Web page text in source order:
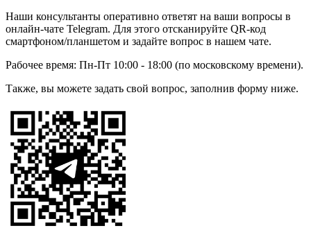
Наши консультанты оперативно ответят на ваши вопросы в
онлайн-чате Telegram. Для этого отсканируйте QR-код
смартфоном/планшетом и задайте вопрос в нашем чате.
Рабочее время: Пн-Пт 10:00 - 18:00 (по московскому времени).
Также, вы можете задать свой вопрос, заполнив форму ниже.